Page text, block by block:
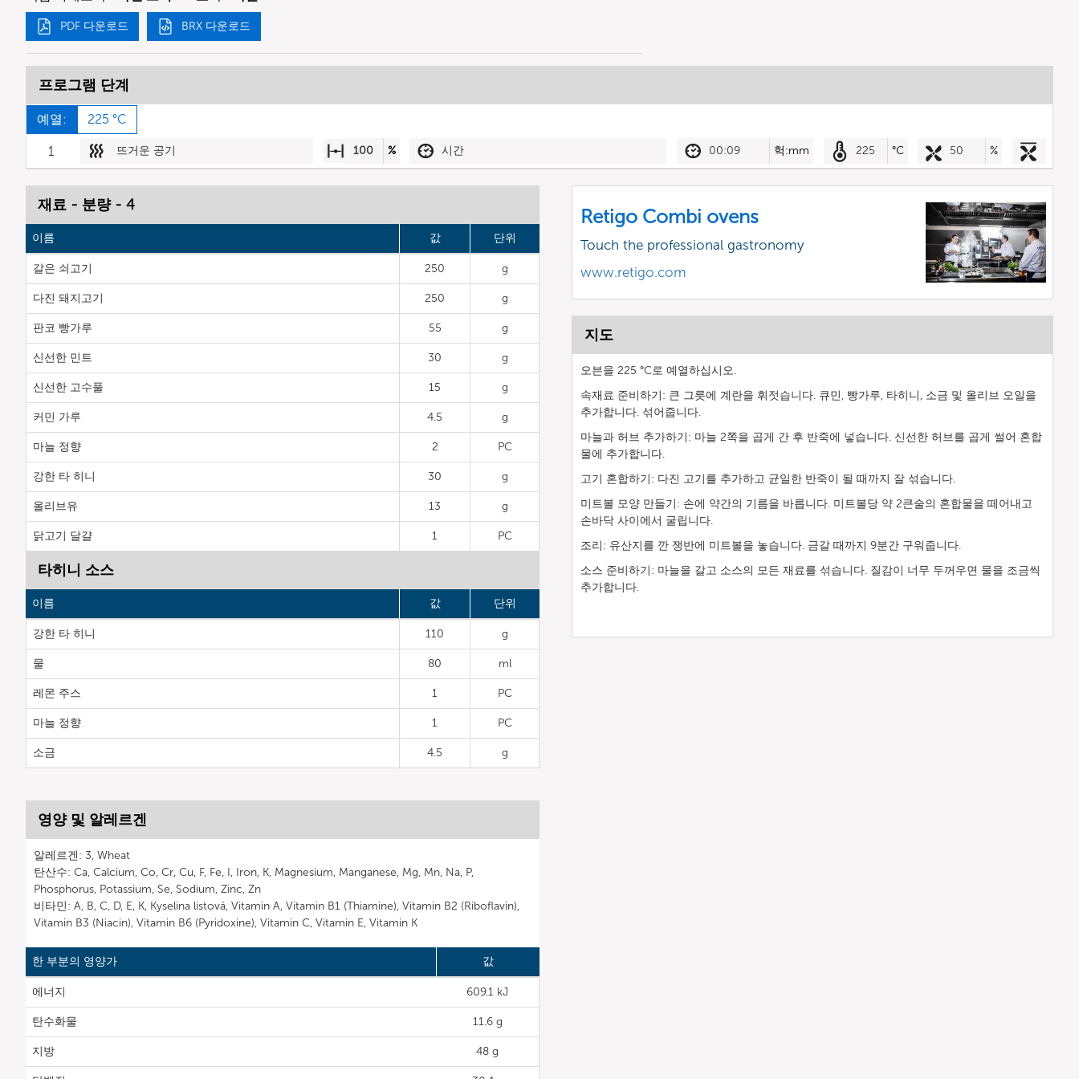
PDF 다운로드 BRX 다운로드
프로그램 단계
예열: 225 °C
1 뜨거운 공기 100 % 시간 00:09 헉:mm 225 °C 50 %
재료 - 분량 - 4
이름 값 단위
갈은 쇠고기 250 g
다진 돼지고기 250 g
판코 빵가루 55 g
신선한 민트 30 g
신선한 고수풀 15 g
커민 가루 4.5 g
마늘 정향 2 PC
강한 타 히니 30 g
올리브유 13 g
닭고기 달걀 1 PC
타히니 소스
이름 값 단위
강한 타 히니 110 g
물 80 ml
레몬 주스 1 PC
마늘 정향 1 PC
소금 4.5 g
영양 및 알레르겐
알레르겐: 3, Wheat
탄산수: Ca, Calcium, Co, Cr, Cu, F, Fe, I, Iron, K, Magnesium, Manganese, Mg, Mn, Na, P,
Phosphorus, Potassium, Se, Sodium, Zinc, Zn
비타민: A, B, C, D, E, K, Kyselina listová, Vitamin A, Vitamin B1 (Thiamine), Vitamin B2 (Riboflavin),
Vitamin B3 (Niacin), Vitamin B6 (Pyridoxine), Vitamin C, Vitamin E, Vitamin K
한 부분의 영양가 값
에너지 609.1 kJ
탄수화물 11.6 g
지방 48 g
Retigo Combi ovens
Touch the professional gastronomy
www.retigo.com
지도
오븐을 225 °C로 예열하십시오.
속재료 준비하기: 큰 그릇에 계란을 휘젓습니다. 큐민, 빵가루, 타히니, 소금 및 올리브 오일을
추가합니다. 섞어줍니다.
마늘과 허브 추가하기: 마늘 2쪽을 곱게 간 후 반죽에 넣습니다. 신선한 허브를 곱게 썰어 혼합
물에 추가합니다.
고기 혼합하기: 다진 고기를 추가하고 균일한 반죽이 될 때까지 잘 섞습니다.
미트볼 모양 만들기: 손에 약간의 기름을 바릅니다. 미트볼당 약 2큰술의 혼합물을 떼어내고
손바닥 사이에서 굴립니다.
조리: 유산지를 깐 쟁반에 미트볼을 놓습니다. 금갈 때까지 9분간 구워줍니다.
소스 준비하기: 마늘을 갈고 소스의 모든 재료를 섞습니다. 질감이 너무 두꺼우면 물을 조금씩
추가합니다.